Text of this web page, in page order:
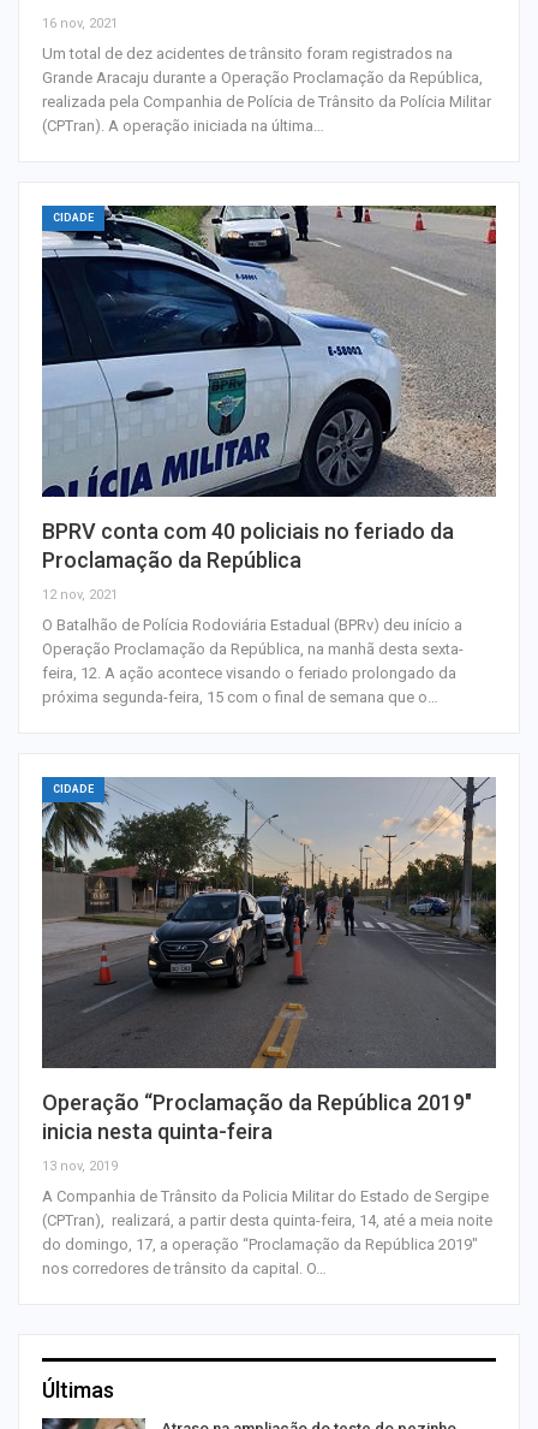
16 nov, 2021
Um total de dez acidentes de trânsito foram registrados na
Grande Aracaju durante a Operação Proclamação da República,
realizada pela Companhia de Polícia de Trânsito da Polícia Militar
(CPTran). A operação iniciada na última…
CIDADE
BPRV conta com 40 policiais no feriado da
Proclamação da República
12 nov, 2021
O Batalhão de Polícia Rodoviária Estadual (BPRv) deu início a
Operação Proclamação da República, na manhã desta sexta-
feira, 12. A ação acontece visando o feriado prolongado da
próxima segunda-feira, 15 com o final de semana que o…
CIDADE
Operação “Proclamação da República 2019″
inicia nesta quinta-feira
13 nov, 2019
A Companhia de Trânsito da Policia Militar do Estado de Sergipe
(CPTran), realizará, a partir desta quinta-feira, 14, até a meia noite
do domingo, 17, a operação “Proclamação da República 2019"
nos corredores de trânsito da capital. O…
Últimas